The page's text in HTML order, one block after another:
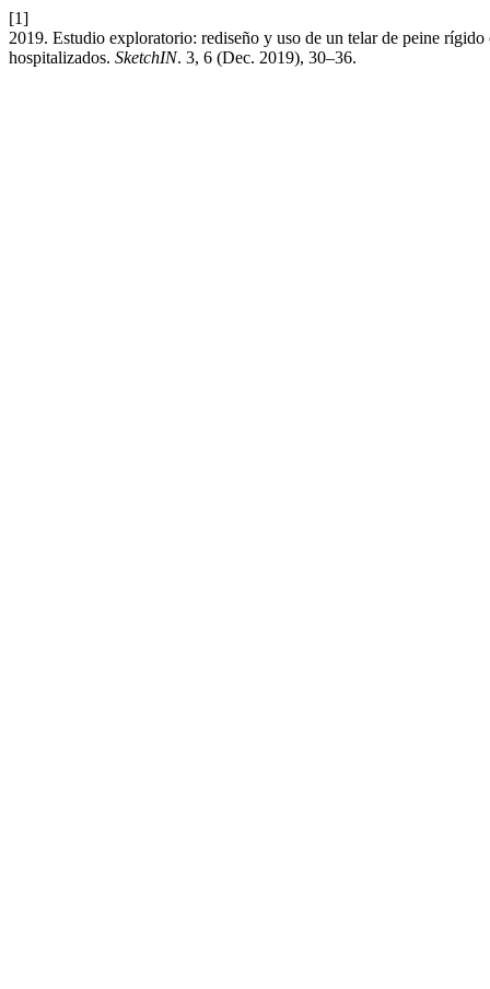
[1]
2019. Estudio exploratorio: rediseño y uso de un telar de peine rígido
hospitalizados. SketchIN. 3, 6 (Dec. 2019), 30–36.